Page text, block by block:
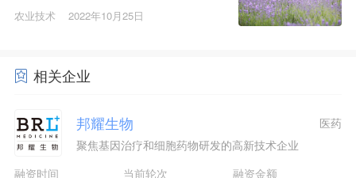
农业技术 2022年10月25日
相关企业
邦耀生物
聚焦基因治疗和细胞药物研发的高新技术企业
医药
融资时间 当前轮次 融资金额